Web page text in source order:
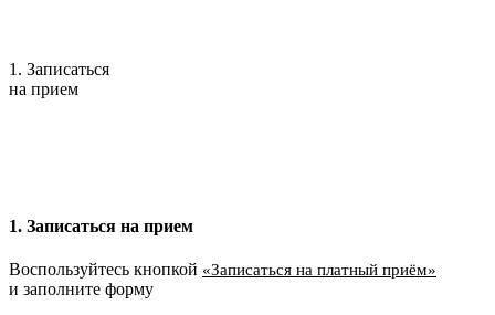
1. Записаться
на прием
1. Записаться на прием
Воспользуйтесь кнопкой «Записаться на платный приём»
и заполните форму